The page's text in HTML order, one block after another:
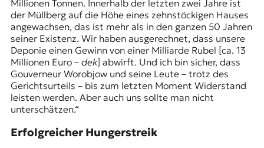
Millionen Tonnen. Innerhalb der letzten zwei Jahre ist
der Müllberg auf die Höhe eines zehnstöckigen Hauses
angewachsen, das ist mehr als in den ganzen 50 Jahren
seiner Existenz. Wir haben ausgerechnet, dass unsere
Deponie einen Gewinn von einer Milliarde Rubel [ca. 13
Millionen Euro – dek] abwirft. Und ich bin sicher, dass
Gouverneur Worobjow und seine Leute – trotz des
Gerichtsurteils – bis zum letzten Moment Widerstand
leisten werden. Aber auch uns sollte man nicht
unterschätzen.“
Erfolgreicher Hungerstreik